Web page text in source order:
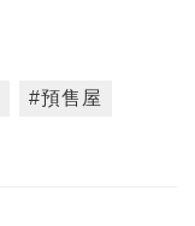
#預售屋